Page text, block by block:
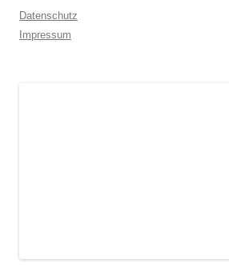
Datenschutz
Impressum